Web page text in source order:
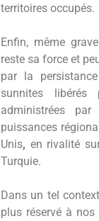
territoires occupés.
Enfin, même
reste sa force et
par la
sunnites
administrées
puissances
Unis, en rivalité
Turquie.
Dans un tel
plus réservé à